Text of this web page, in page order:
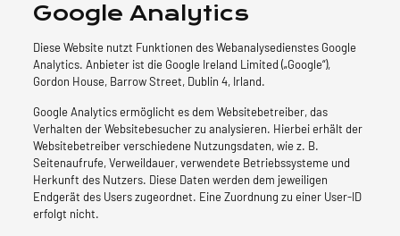
Google Analytics
Diese Website nutzt Funktionen des Webanalysedienstes Google
Analytics. Anbieter ist die Google Ireland Limited („Google“),
Gordon House, Barrow Street, Dublin 4, Irland.
Google Analytics ermöglicht es dem Websitebetreiber, das
Verhalten der Websitebesucher zu analysieren. Hierbei erhält der
Websitebetreiber verschiedene Nutzungsdaten, wie z. B.
Seitenaufrufe, Verweildauer, verwendete Betriebssysteme und
Herkunft des Nutzers. Diese Daten werden dem jeweiligen
Endgerät des Users zugeordnet. Eine Zuordnung zu einer User-ID
erfolgt nicht.